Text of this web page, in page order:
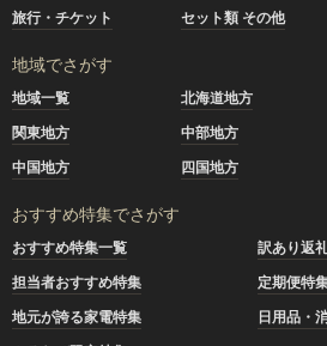
旅行・チケット
セット類 その他
地域でさがす
地域一覧 北海道地方
関東地方
中部地方
中国地方
四国地方
おすすめ特集でさがす
おすすめ特集一覧
訳あり返
担当者おすすめ特集
定期便特
地元が誇る家電特集
日用品・